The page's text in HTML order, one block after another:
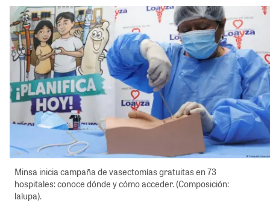
Minsa inicia campaña de vasectomías gratuitas en 73
hospitales: conoce dónde y cómo acceder. (Composición:
lalupa).